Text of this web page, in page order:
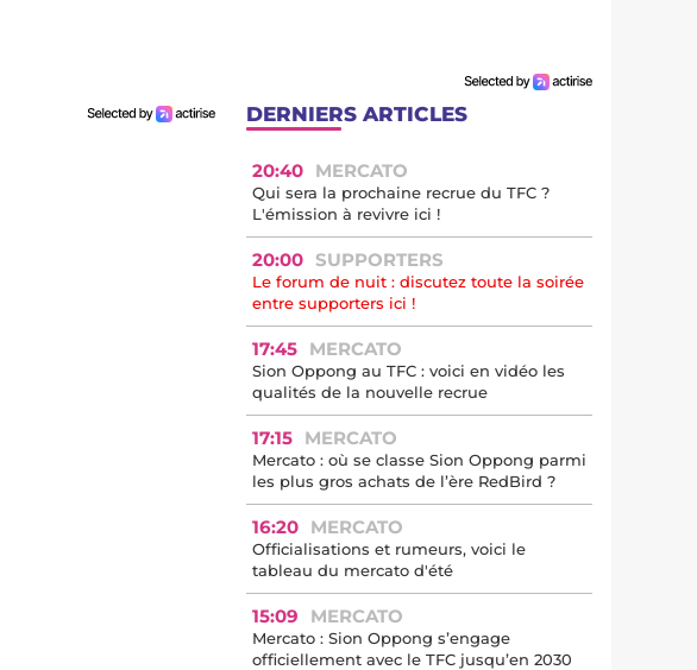
DERNIERS ARTICLES
20:40 MERCATO
Qui sera la prochaine recrue du TFC ?
L'émission à revivre ici !
20:00 SUPPORTERS
Le forum de nuit : discutez toute la soirée
entre supporters ici !
17:45 MERCATO
Sion Oppong au TFC : voici en vidéo les
qualités de la nouvelle recrue
17:15 MERCATO
Mercato : où se classe Sion Oppong parmi
les plus gros achats de l’ère RedBird ?
16:20 MERCATO
Officialisations et rumeurs, voici le
tableau du mercato d'été
15:09 MERCATO
Mercato : Sion Oppong s’engage
officiellement avec le TFC jusqu’en 2030